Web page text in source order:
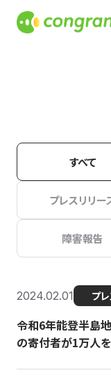
すべて
プレスリリー
障害報告
2024.02.01 プ
令和6年能登半島
の寄付者が1万人を